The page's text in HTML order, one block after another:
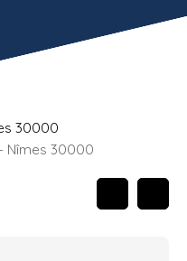
30000
Nîmes 30000